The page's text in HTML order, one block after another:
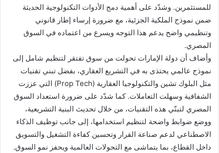
للمستثمرين. وشدّد على أهمية دمج الأدوات التكنولوجية الحديثة
ضمن نموذج الملكية الجزئية، مع ضرورة إرساء إطار قانوني
وتنظيمي واضح يدعم هذا التوجه ويسرع من اعتماده في السوق
المصري.
وأضاف أن دولة الإمارات تحولت من سوق تفتقر لتنظيم شامل إلى
نموذج عالمي يحتذى به في التشريع العقاري، بفضل تبني تقنيات
مثل البلوك تشين والتكنولوجيا العقارية (Prop Tech) التي عززت
الشفافية وسهلت التعاملات. كما شدّد على ضرورة استعداد السوق
المصري لتبنّي هذه التقنيات، من خلال تحديث البنية التشريعية،
ووضع ضوابط واضحة لتنظيم استخدامها، إلى جانب توظيف الذكاء
الاصطناعي لدعم صناعة القرار وتحسين كفاءة التشغيل والتسويق
داخل القطاع، بما يتماشى مع التحولات العالمية ويحفز نمو السوق.